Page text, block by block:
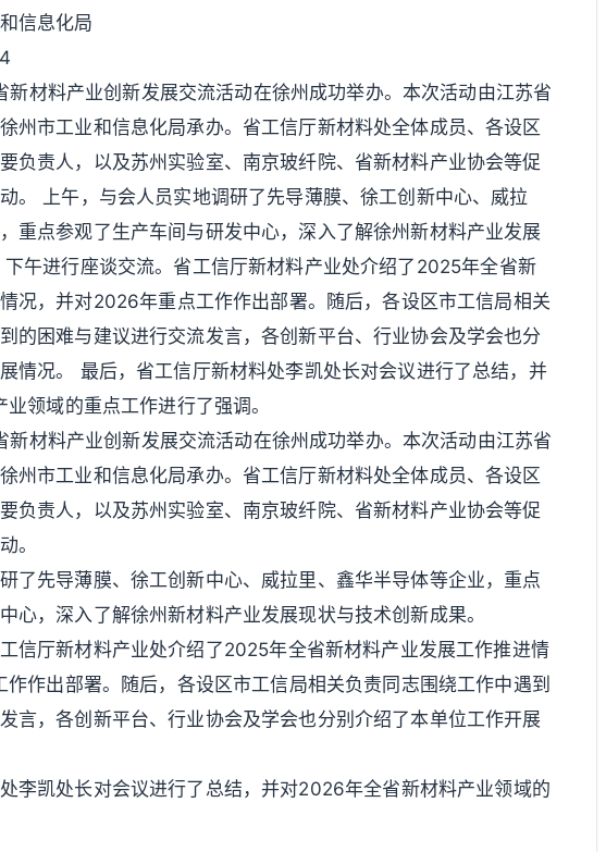
信息化局
新材料产业创新发展交流活动在徐州成功举办。本次活动由江苏省
州市工业和信息化局承办。省工信厅新材料处全体成员、各设区
负责人，以及苏州实验室、南京玻纤院、省新材料产业协会等促
。 上午，与会人员实地调研了先导薄膜、徐工创新中心、威拉
重点参观了生产车间与研发中心，深入了解徐州新材料产业发展
午进行座谈交流。省工信厅新材料产业处介绍了2025年全省新
况，并对2026年重点工作作出部署。随后，各设区市工信局相关
的困难与建议进行交流发言，各创新平台、行业协会及学会也分
情况。 最后，省工信厅新材料处李凯处长对会议进行了总结，并
领域的重点工作进行了强调。
新材料产业创新发展交流活动在徐州成功举办。本次活动由江苏省
州市工业和信息化局承办。省工信厅新材料处全体成员、各设区
负责人，以及苏州实验室、南京玻纤院、省新材料产业协会等促
。
了先导薄膜、徐工创新中心、威拉里、鑫华半导体等企业，重点
心，深入了解徐州新材料产业发展现状与技术创新成果。
信厅新材料产业处介绍了2025年全省新材料产业发展工作推进情
作出部署。随后，各设区市工信局相关负责同志围绕工作中遇到
言，各创新平台、行业协会及学会也分别介绍了本单位工作开展
李凯处长对会议进行了总结，并对2026年全省新材料产业领域的